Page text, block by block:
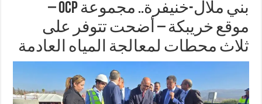
بني ملال-خنيفرة.. مجموعة OCP –
موقع خريبكة – أضحت تتوفر على
ثلاث محطات لمعالجة المياه العادمة